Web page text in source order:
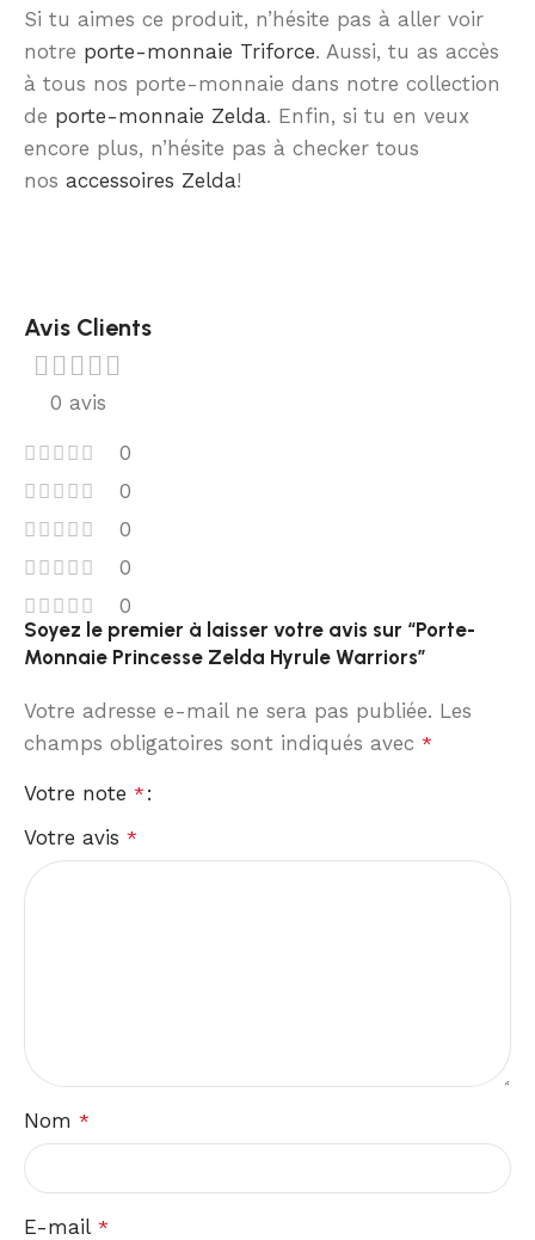
Si tu aimes ce produit, n’hésite pas à aller voir
notre porte-monnaie Triforce. Aussi, tu as accès
à tous nos porte-monnaie dans notre collection
de porte-monnaie Zelda. Enfin, si tu en veux
encore plus, n’hésite pas à checker tous
nos accessoires Zelda!
Avis Clients
0 avis
0
0
0
0
0
Soyez le premier à laisser votre avis sur “Porte-
Monnaie Princesse Zelda Hyrule Warriors”
Votre adresse e-mail ne sera pas publiée. Les
champs obligatoires sont indiqués avec *
Votre note *
Votre avis *
Nom *
E-mail *